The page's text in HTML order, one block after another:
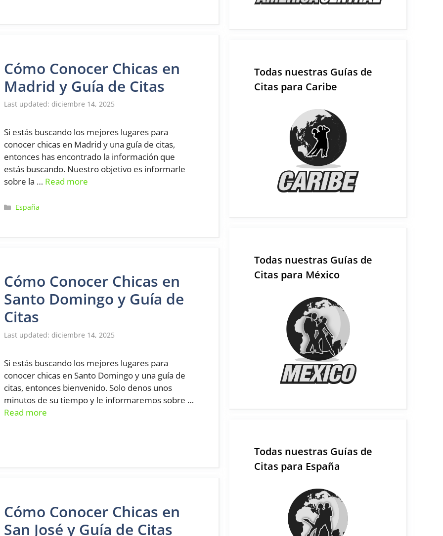
Cómo Conocer Chicas en
Madrid y Guía de Citas
diciembre 14, 2025
Si estás buscando los mejores lugares para
conocer chicas en Madrid y una guía de citas,
entonces has encontrado la información que
estás buscando. Nuestro objetivo es informarle
sobre la … Read more
Categorías
España
Cómo Conocer Chicas en
Santo Domingo y Guía de
Citas
diciembre 14, 2025
Si estás buscando los mejores lugares para
conocer chicas en Santo Domingo y una guía de
citas, entonces bienvenido. Solo denos unos
minutos de su tiempo y le informaremos sobre …
Read more
Cómo Conocer Chicas en
San José y Guía de Citas
Todas nuestras Guías de
Citas para Caribe
Todas nuestras Guías de
Citas para México
Todas nuestras Guías de
Citas para España